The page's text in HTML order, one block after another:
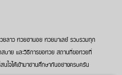
ยลาว หวยฮานอย หวยมาเลย์ รวบรวมทุก
สบาย และวิธีการขอหวย สถานที่ขอหวยที่
ใจได้เข้ามาอ่านศึกษากันอย่างครบครัน